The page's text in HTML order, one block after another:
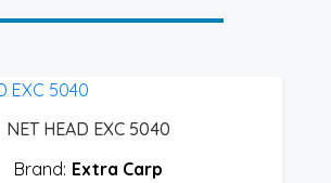
NET HEAD EXC 5040
Extra Carp